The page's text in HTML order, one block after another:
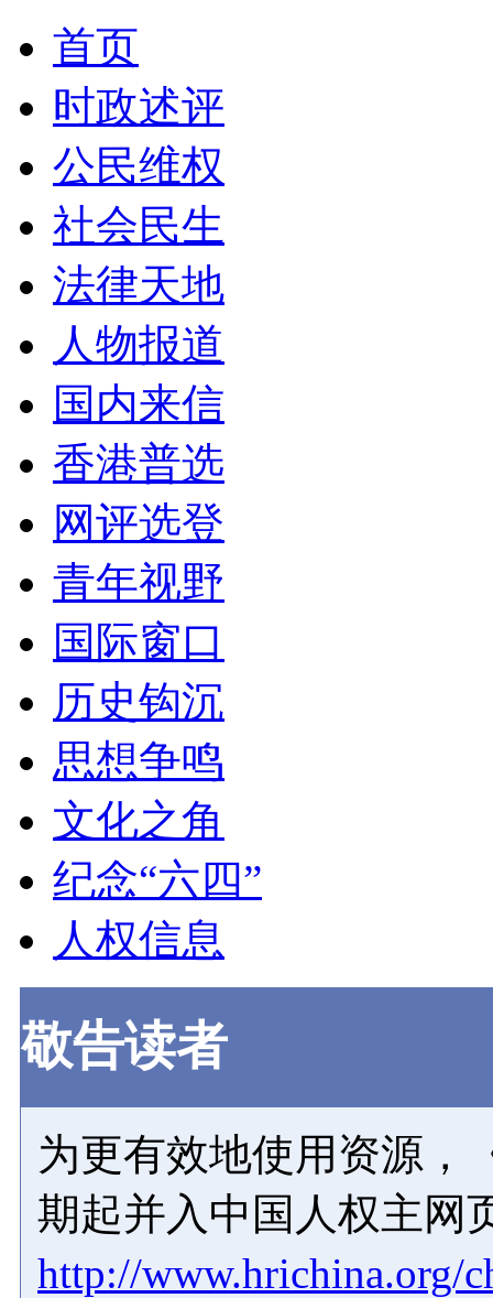
首页
时政述评
公民维权
社会民生
法律天地
人物报道
国内来信
香港普选
网评选登
青年视野
国际窗口
历史钩沉
思想争鸣
文化之角
纪念“六四”
人权信息
敬告读者
为更有效地使用资源，
期起并入中国人权主网
http://www.hrichina.org/